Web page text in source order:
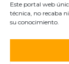
Este portal web
técnica, no recaba
su conocimiento.
De lunes a
09:30-14:00,
Sábados: